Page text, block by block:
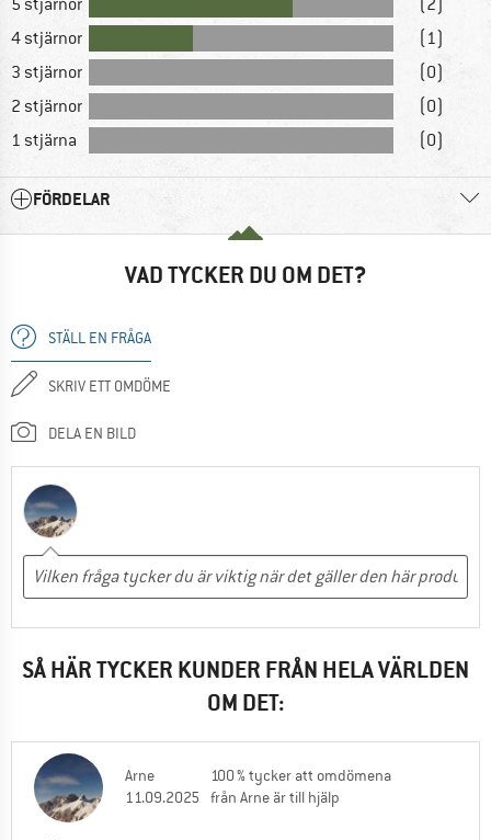
4 stjärnor
(1)
3 stjärnor
(0)
2 stjärnor
(0)
1 stjärna
(0)
FÖRDELAR
VAD TYCKER DU OM DET?
STÄLL EN FRÅGA
SKRIV ETT OMDÖME
DELA EN BILD
SÅ HÄR TYCKER KUNDER FRÅN HELA VÄRLDEN
OM DET:
Arne
11.09.2025
100 % tycker att omdömena
från Arne är till hjälp